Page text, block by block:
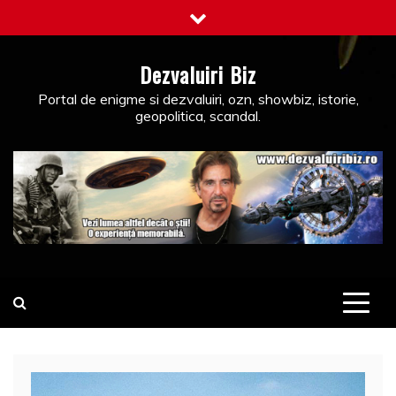
to
Dezvaluiri Biz
Portal de enigme si dezvaluiri, ozn, showbiz, istorie,
geopolitica, scandal.